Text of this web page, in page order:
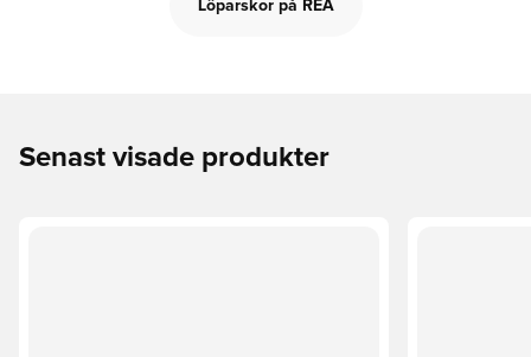
Löparskor på REA
Senast visade produkter